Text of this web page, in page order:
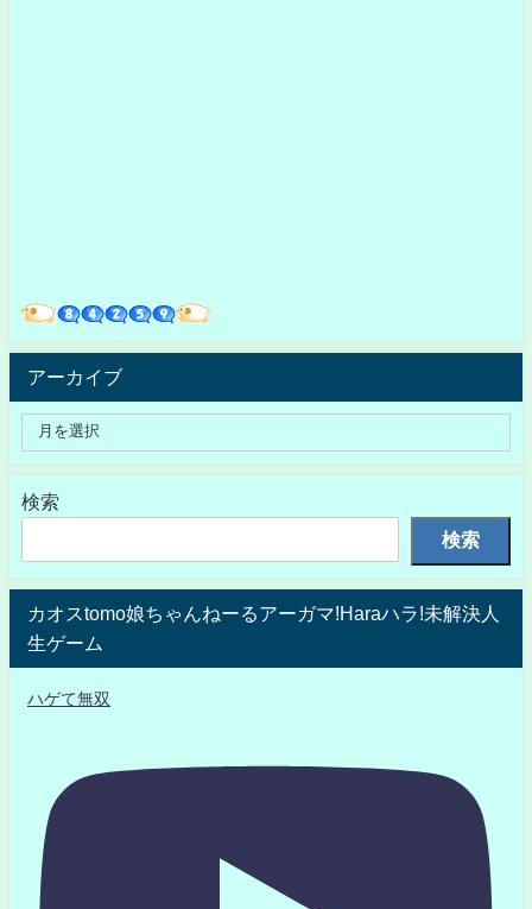
アーカイブ
検索
検索
カオスtomo娘ちゃんねーるアーガマ!Haraハラ!未解決人
生ゲーム
ハゲて無双